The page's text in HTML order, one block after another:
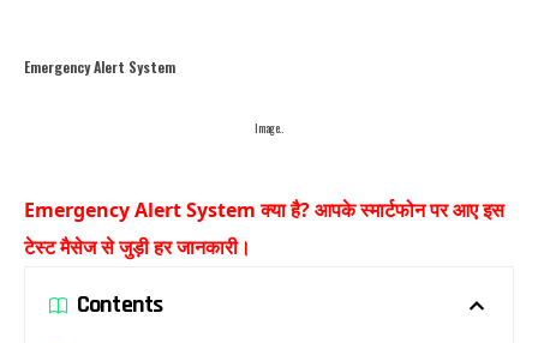
Emergency Alert System
Image..
Emergency Alert System क्या है? आपके स्मार्टफोन पर आए इस
टेस्ट मैसेज से जुड़ी हर जानकारी।
Contents